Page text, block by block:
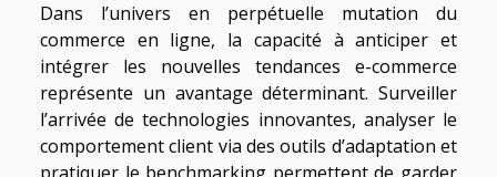
Dans l’univers en perpétuelle mutation du
commerce en ligne, la capacité à anticiper et
intégrer les nouvelles tendances e-commerce
représente un avantage déterminant. Surveiller
l’arrivée de technologies innovantes, analyser le
comportement client via des outils d’adaptation et